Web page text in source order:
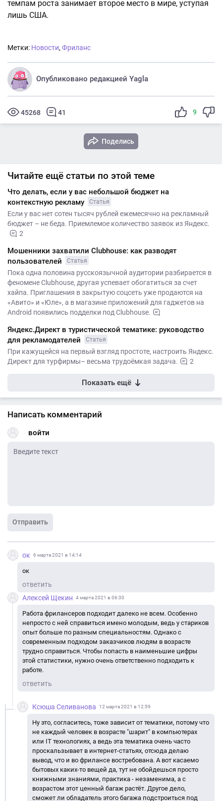
темпам роста занимает второе место в мире, уступая
лишь США.
Метки: Новости, Фриланс
Опубликовано редакцией Yagla
45268 41 9
Поделись
Читайте ещё статьи по этой теме
Что делать, если у вас небольшой бюджет на
контекстную рекламу
Статья
Если у вас нет сотен тысяч рублей ежемесячно на рекламный
бюджет – не беда. Приемлемое количество заявок из Яндекс.
2
Мошенники захватили Clubhouse: как разводят
пользователей
Статья
Пока одна половина русскоязычной аудитории разбирается в
феномене Clubhouse, другая успевает обогатиться за счет
хайпа. Приглашения в закрытую соцсеть уже продаются на
«Авито» и «Юле», а в магазине приложений для гаджетов на
Android появились подделки под Clubhouse.
Яндекс.Директ в туристической тематике: руководство
для рекламодателей
Статья
При кажущейся на первый взгляд простоте, настроить Яндекс.
Директ для турфирмы– весьма трудоёмкая задача.
2
Показать ещё
Написать комментарий
войти
Отправить
ок 6 марта 2021 в 14:14
ок
ответить
Алексей Щекин
4 марта 2021 в 06:30
Работа фрилансеров подходит далеко не всем. Особенно
непросто с ней справиться имено молодым, ведь у стариков
опыт больше по разным специальностям. Однако с
современным подходом заказчиков людям в возрасте
трудно справиться. Чтобы попасть в наименьшие цифры
этой статистики, нужно очень ответственно подходить к
работе.
ответить
Ксюша Селиванова 12 марта 2021 в 12:59
Ну это, согласитесь, тоже зависит от тематики, потому что
не каждый человек в возрасте "шарит" в компьютерах
или IT технологиях, а ведь эта тематика очень часто
проскальзывает в интернет-статьях, отсюда делаю
вывод, что и во фрилансе востребована. А вот касаемо
бытовых каких-то вещей да, тут не обойдешься просто
книжными знаниями, практика - незаменима, а с
возрастом этот ценный багаж растёт. Другое дело,
сможет ли обладатель этого багажа подстроиться под